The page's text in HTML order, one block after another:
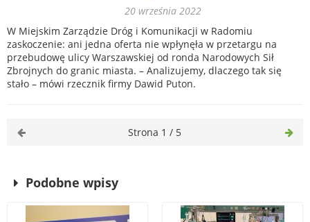
20 września 2022
W Miejskim Zarządzie Dróg i Komunikacji w Radomiu
zaskoczenie: ani jedna oferta nie wpłynęła w przetargu na
przebudowę ulicy Warszawskiej od ronda Narodowych Sił
Zbrojnych do granic miasta. – Analizujemy, dlaczego tak się
stało – mówi rzecznik firmy Dawid Puton.
Strona 1 / 5
Podobne wpisy